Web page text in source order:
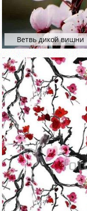
Ветвь дикой вишни